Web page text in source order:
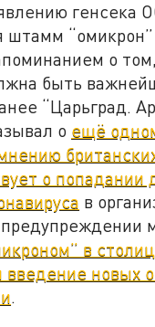
генсека
штамм “омикрон”
о
быть
“Царьград.
о ещё
о попадании
в
в
введение новых
.